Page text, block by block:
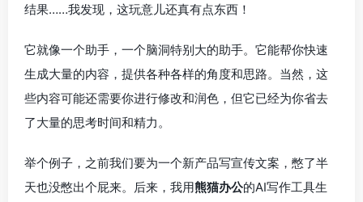
结果……我发现，这玩意儿还真有点东西！
它就像一个助手，一个脑洞特别大的助手。它能帮你快速
生成大量的内容，提供各种各样的角度和思路。当然，这
些内容可能还需要你进行修改和润色，但它已经为你省去
了大量的思考时间和精力。
举个例子，之前我们要为一个新产品写宣传文案，憋了半
天也没憋出个屁来。后来，我用熊猫办公的AI写作工具生